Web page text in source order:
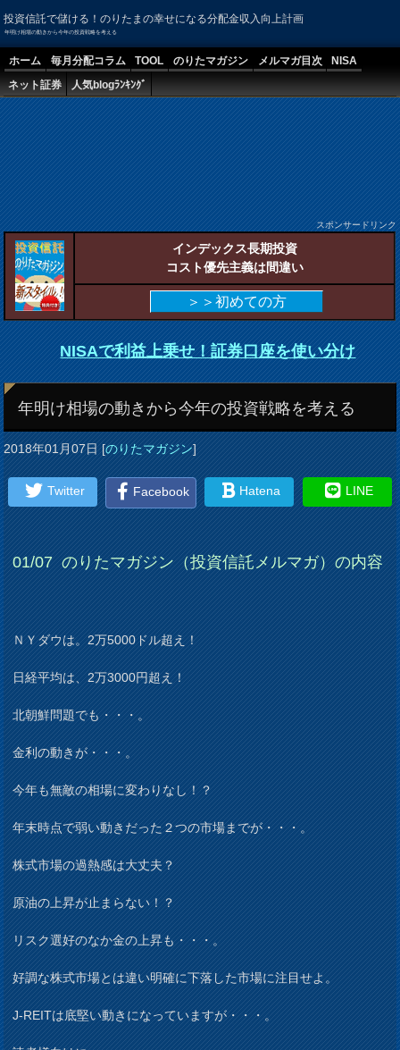
投資信託で儲ける！のりたまの幸せになる分配金収入向上計画
年明け相場の動きから今年の投資戦略を考える
ホーム 毎月分配コラム TOOL のりたマガジン メルマガ目次
NISA
ネット証券
人気blogﾗﾝｷﾝｸﾞ
スポンサードリンク
インデックス長期投資
コスト優先主義は間違い
＞＞初めての方
NISAで利益上乗せ！証券口座を使い分け
年明け相場の動きから今年の投資戦略を考える
2018年01月07日[のりたマガジン]
Twitter Facebook Hatena LINE
01/07 のりたマガジン（投資信託メルマガ）の内容
ＮＹダウは。2万5000ドル超え！
日経平均は、2万3000円超え！
北朝鮮問題でも・・・。
金利の動きが・・・。
今年も無敵の相場に変わりなし！？
年末時点で弱い動きだった２つの市場までが・・・。
株式市場の過熱感は大丈夫？
原油の上昇が止まらない！？
リスク選好のなか金の上昇も・・・。
好調な株式市場とは違い明確に下落した市場に注目せよ。
J-REITは底堅い動きになっていますが・・・。